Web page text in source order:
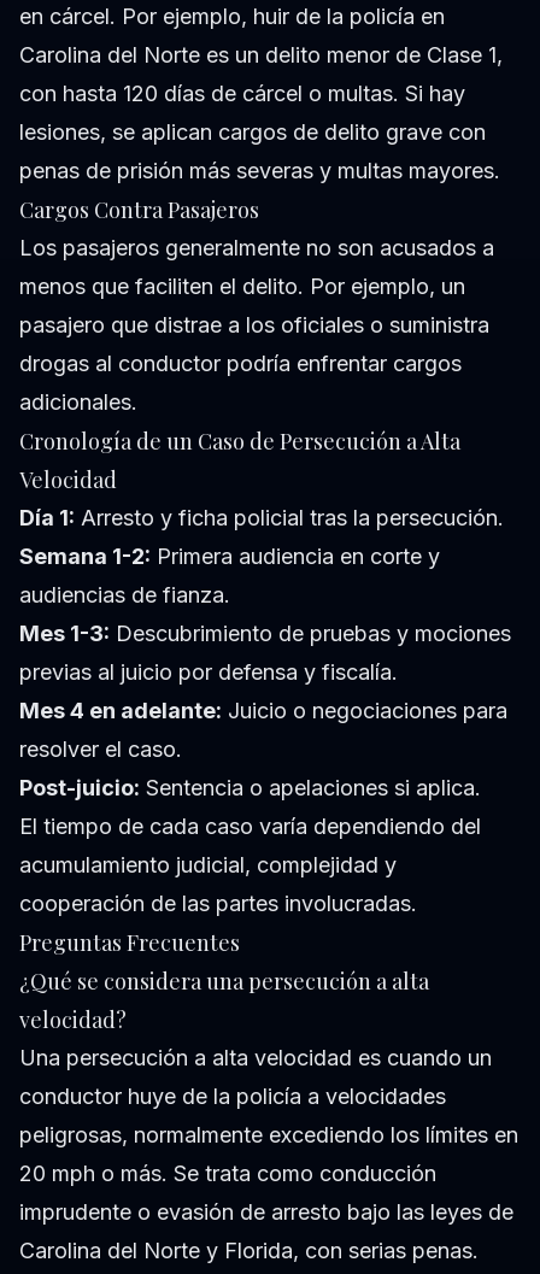
en cárcel. Por ejemplo, huir de la policía en
Carolina del Norte es un delito menor de Clase 1,
con hasta 120 días de cárcel o multas. Si hay
lesiones, se aplican cargos de delito grave con
penas de prisión más severas y multas mayores.
Cargos Contra Pasajeros
Los pasajeros generalmente no son acusados a
menos que faciliten el delito. Por ejemplo, un
pasajero que distrae a los oficiales o suministra
drogas al conductor podría enfrentar cargos
adicionales.
Cronología de un Caso de Persecución a Alta
Velocidad
Día 1: Arresto y ficha policial tras la persecución.
Semana 1-2: Primera audiencia en corte y
audiencias de fianza.
Mes 1-3: Descubrimiento de pruebas y mociones
previas al juicio por defensa y fiscalía.
Mes 4 en adelante: Juicio o negociaciones para
resolver el caso.
Post-juicio: Sentencia o apelaciones si aplica.
El tiempo de cada caso varía dependiendo del
acumulamiento judicial, complejidad y
cooperación de las partes involucradas.
Preguntas Frecuentes
¿Qué se considera una persecución a alta
velocidad?
Una persecución a alta velocidad es cuando un
conductor huye de la policía a velocidades
peligrosas, normalmente excediendo los límites en
20 mph o más. Se trata como conducción
imprudente o evasión de arresto bajo las leyes de
Carolina del Norte y Florida, con serias penas.